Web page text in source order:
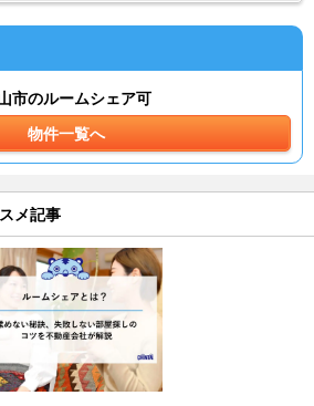
市のルームシェア可
物件一覧へ
メ記事